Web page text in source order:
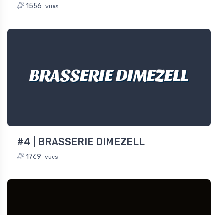
1556 vues
BRASSERIE DIMEZELL
#4 | BRASSERIE DIMEZELL
1769 vues